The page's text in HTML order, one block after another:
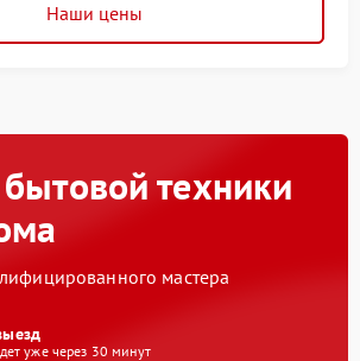
Наши цены
техники
мастера
уже через 30 минут